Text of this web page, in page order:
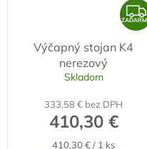
Výčapný stojan K4
nerezový
Skladom
333,58 € bez DPH
410,30 €
Jednotková
410,30 € / 1 ks